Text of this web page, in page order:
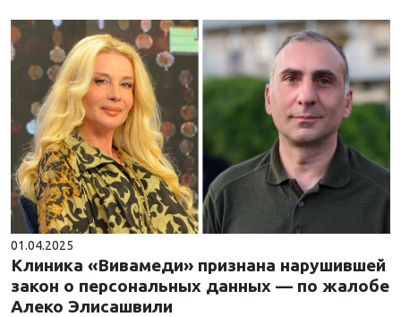
01.04.2025
Клиника «Вивамеди» признана нарушившей
закон о персональных данных — по жалобе
Алеко Элисашвили